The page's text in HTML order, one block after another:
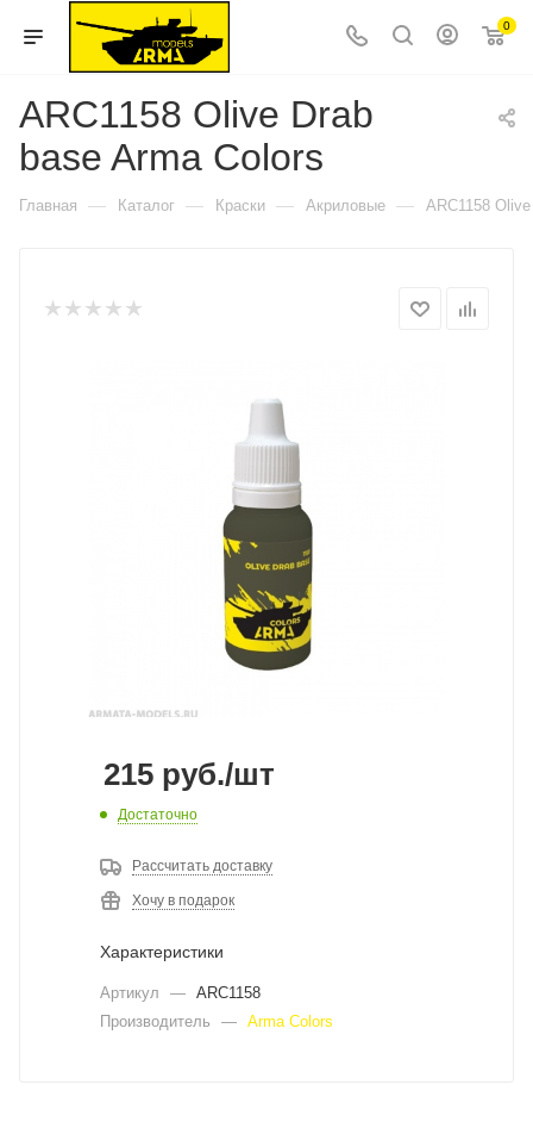
0
ARC1158 Olive Drab
base Arma Colors
Главная — Каталог — Краски — Акриловые — ARC1158
215 руб./шт
Достаточно
Рассчитать доставку
Хочу в подарок
Характеристики
Артикул — ARC1158
Производитель
— Arma Colors